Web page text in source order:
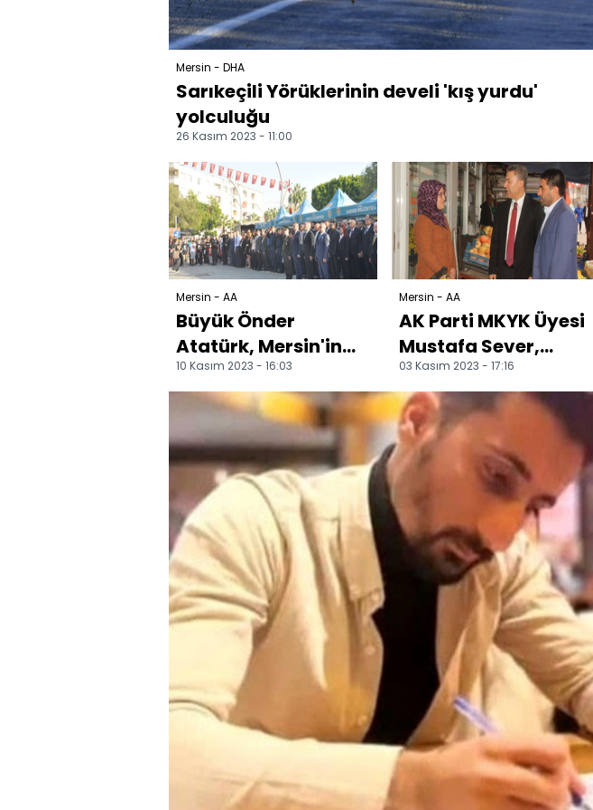
Mersin - DHA
Sarıkeçili Yörüklerinin develi 'kış yurdu'
yolculuğu
26 Kasım 2023 - 11:00
Mersin - AA
Büyük Önder
Atatürk, Mersin'in
ilçelerinde anıldı
10 Kasım 2023 - 16:03
Mersin - AA
AK Parti MKYK Üyesi
Mustafa Sever,
Gülnar'da
temaslarda bulundu
03 Kasım 2023 - 17:16